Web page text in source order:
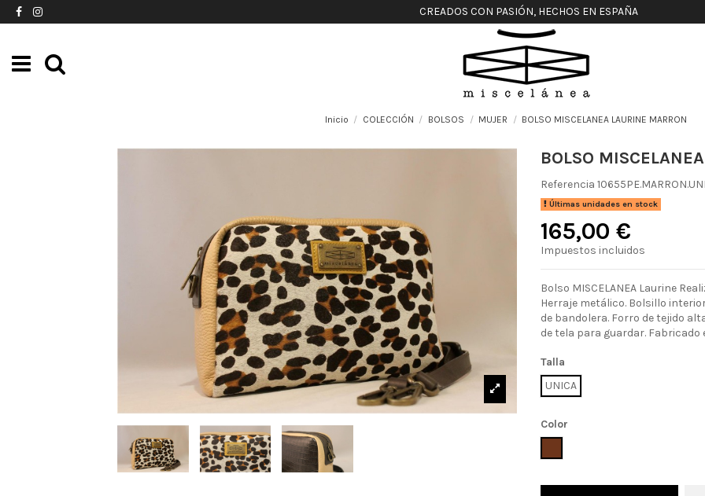
CREADOS CON PASIÓN, HECHOS EN ESPAÑA
Inicio COLECCIÓN BOLSOS MUJER BOLSO MISCELANEA LAURINE MARRON
BOLSO
Referencia
Últimas unidades en stock
165,00 €
Impuestos incluidos
Bolso MISCELANEA Laurine
Herraje metálico. Bolsillo
de bandolera. Forro de tejido
de tela para guardar. Fabricado
Talla
UNICA
Color